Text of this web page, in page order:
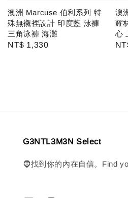
澳洲 Marcuse 伯利系列 特
殊無襯裡設計 印度藍 泳褲
三角泳褲 海灘
Regular
NT$ 1,330
澳
耀
心
G3NTL3M3N Select
🧔找到你的內在自信。Find